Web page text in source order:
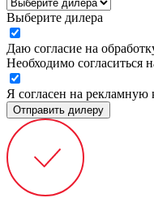
Выберите дилера
Даю согласие на
Необходимо согласиться
Я согласен на
Отправить дилеру